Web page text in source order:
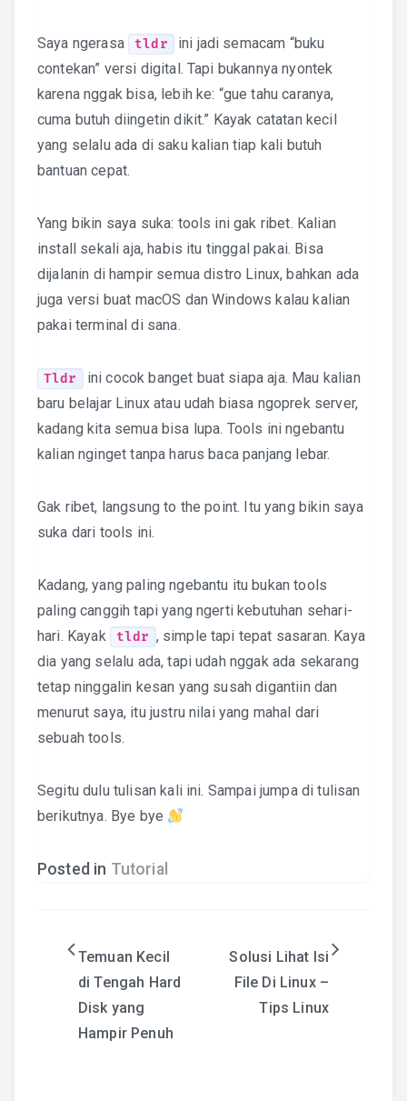
Saya ngerasa tldr
ini jadi semacam “buku
contekan” versi digital. Tapi bukannya nyontek
karena nggak bisa, lebih ke: “gue tahu caranya,
cuma butuh diingetin dikit.” Kayak catatan kecil
yang selalu ada di saku kalian tiap kali butuh
bantuan cepat.
Yang bikin saya suka: tools ini gak ribet. Kalian
install sekali aja, habis itu tinggal pakai. Bisa
dijalanin di hampir semua distro Linux, bahkan ada
juga versi buat macOS dan Windows kalau kalian
pakai terminal di sana.
Tldr
ini cocok banget buat siapa aja. Mau kalian
baru belajar Linux atau udah biasa ngoprek server,
kadang kita semua bisa lupa. Tools ini ngebantu
kalian nginget tanpa harus baca panjang lebar.
Gak ribet, langsung to the point. Itu yang bikin saya
suka dari tools ini.
Kadang, yang paling ngebantu itu bukan tools
paling canggih tapi yang ngerti kebutuhan sehari-
hari. Kayak
tldr , simple tapi tepat sasaran. Kaya
dia yang selalu ada, tapi udah nggak ada sekarang
tetap ninggalin kesan yang susah digantiin dan
menurut saya, itu justru nilai yang mahal dari
sebuah tools.
Segitu dulu tulisan kali ini. Sampai jumpa di tulisan
berikutnya. Bye bye
Posted in Tutorial
Post
navigation
Temuan Kecil
di Tengah Hard
Disk yang
Hampir Penuh
Solusi Lihat Isi
File Di Linux –
Tips Linux